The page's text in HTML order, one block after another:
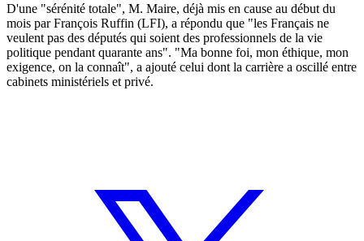
D'une "sérénité totale", M. Maire, déjà mis en cause au début du
mois par François Ruffin (LFI), a répondu que "les Français ne
veulent pas des députés qui soient des professionnels de la vie
politique pendant quarante ans". "Ma bonne foi, mon éthique, mon
exigence, on la connaît", a ajouté celui dont la carrière a oscillé entre
cabinets ministériels et privé.